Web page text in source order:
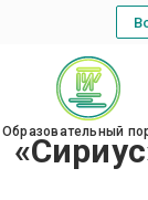
Образовательный